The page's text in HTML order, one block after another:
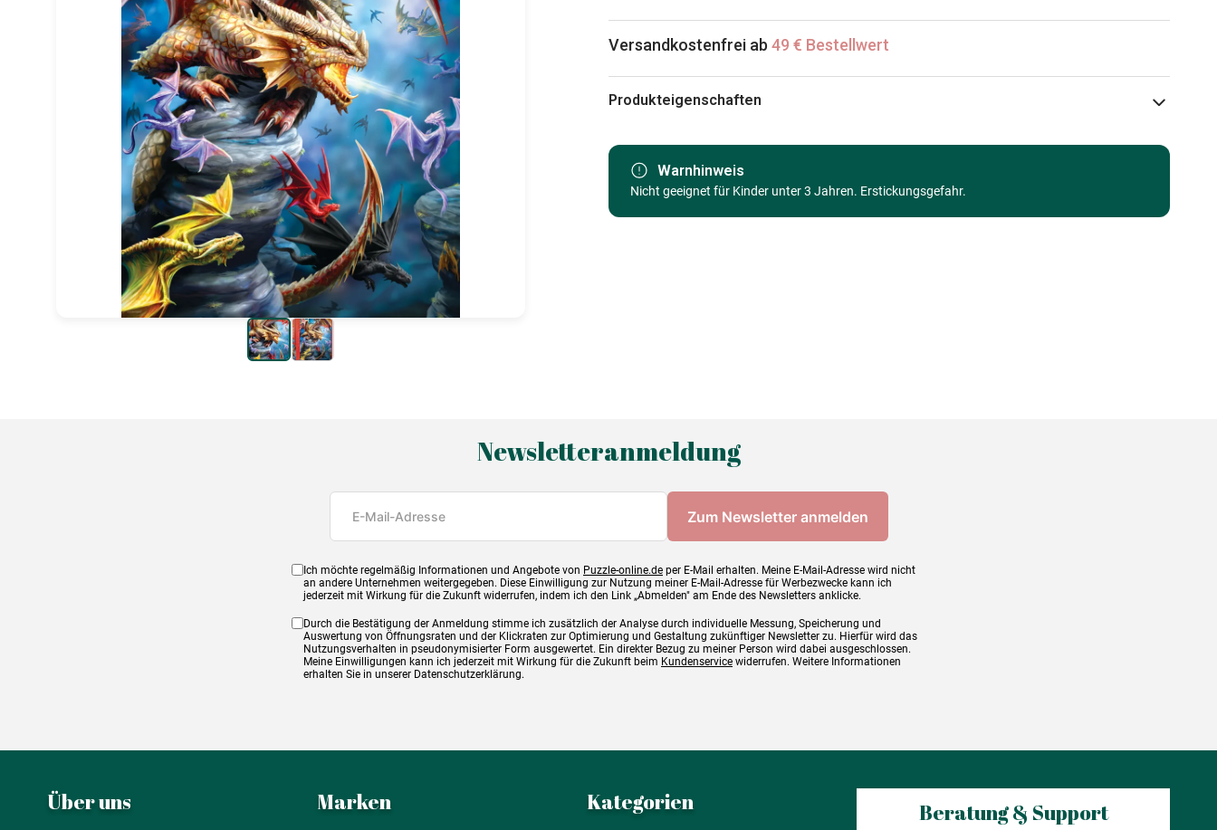
Versandkostenfrei ab 49 € Bestellwert
Produkteigenschaften
Kategorie
Puzzle für Erwachsene (500 bis 48000 Teile)
Warnhinweis
Nicht geeignet für Kinder unter 3 Jahren. Erstickungsgefahr.
Newsletteranmeldung
Ich möchte regelmäßig Informationen und Angebote von Puzzle-online.de per E-Mail erhalten. Meine E-Mail-Adresse wird nicht
an andere Unternehmen weitergegeben. Diese Einwilligung zur Nutzung meiner E-Mail-Adresse für Werbezwecke kann ich
jederzeit mit Wirkung für die Zukunft widerrufen, indem ich den Link „Abmelden" am Ende des Newsletters anklicke.
Durch die Bestätigung der Anmeldung stimme ich zusätzlich der Analyse durch individuelle Messung, Speicherung und
Auswertung von Öffnungsraten und der Klickraten zur Optimierung und Gestaltung zukünftiger Newsletter zu. Hierfür wird das
Nutzungsverhalten in pseudonymisierter Form ausgewertet. Ein direkter Bezug zu meiner Person wird dabei ausgeschlossen.
Meine Einwilligungen kann ich jederzeit mit Wirkung für die Zukunft beim Kundenservice widerrufen. Weitere Informationen
erhalten Sie in unserer Datenschutzerklärung.
Über uns Marken Kategorien Beratung & Support